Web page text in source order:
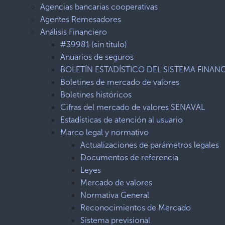
Agencias bancarias cooperativas
Agentes Remesadores
Análisis Financiero
#39981 (sin título)
Anuarios de seguros
BOLETÍN ESTADÍSTICO DEL SISTEMA
Boletines de mercado de valores
Boletines históricos
Cifras del mercado de valores SENAVAL
Estadísticas de atención al usuario
Marco legal y normativo
Actualizaciones de parámetros legales
Documentos de referencia
Leyes
Mercado de valores
Normativa General
Reconocimientos de Mercado
Sistema previsional